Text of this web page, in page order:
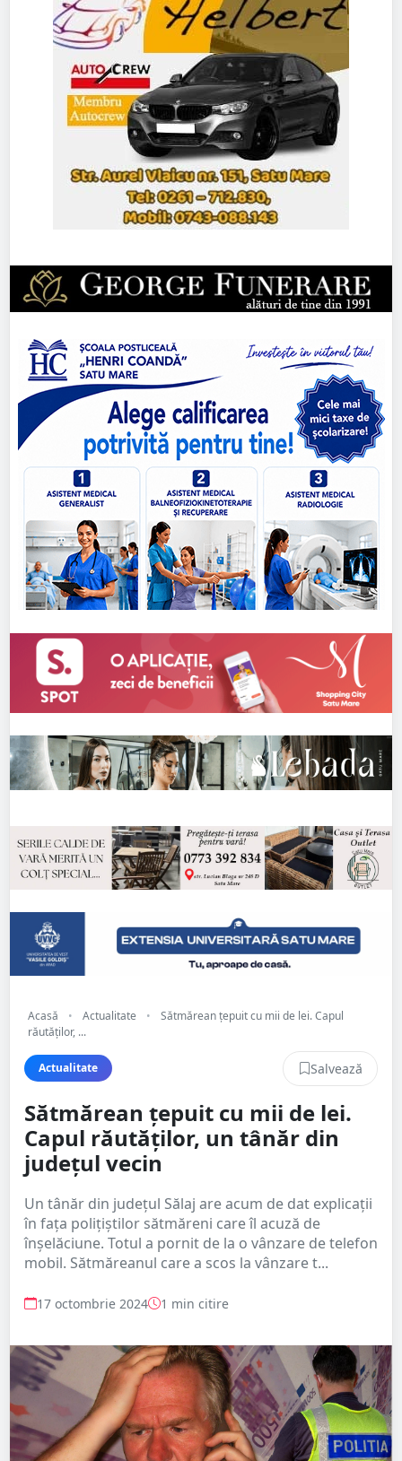
Acasă • Actualitate •
Sătmărean țepuit cu mii de lei. Capul
răutăților, ...
Actualitate Salvează
Sătmărean țepuit cu mii de lei.
Capul răutăților, un tânăr din
județul vecin
Un tânăr din județul Sălaj are acum de dat explicații
în fața polițiștilor sătmăreni care îl acuză de
înșelăciune. Totul a pornit de la o vânzare de telefon
mobil. Sătmăreanul care a scos la vânzare t...
17 octombrie 2024 1 min citire